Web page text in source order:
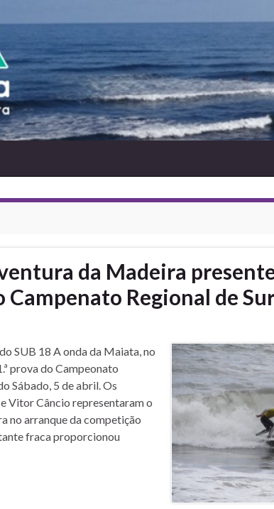
da Madeira presente
Campenato Regional de
SUB 18 A onda da Maiata, no
prova do Campeonato
Sábado, 5 de abril. Os
Vitor Câncio representaram o
no arranque da competição
fraca proporcionou